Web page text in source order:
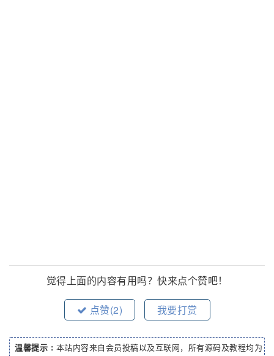
觉得上面的内容有用吗？快来点个赞吧！
点赞(2) 我要打赏
温馨提示 : 本站内容来自会员投稿以及互联网，所有源码及教程均为